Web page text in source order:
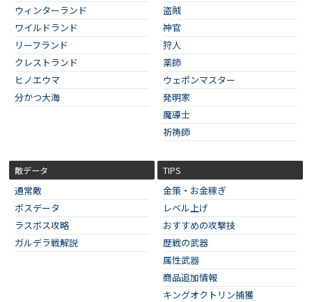
ウィンターランド
ワイルドランド
リーフランド
クレストランド
ヒノエウマ
分かつ大海
盗賊
神官
狩人
薬師
ウェポンマスター
発明家
魔導士
祈祷師
敵データ
通常敵
ボスデータ
ラスボス攻略
ガルデラ戦解説
TIPS
金策・お金稼ぎ
レベル上げ
おすすめの攻撃技
歴戦の武器
属性武器
商品追加情報
キングオクトリン捕獲